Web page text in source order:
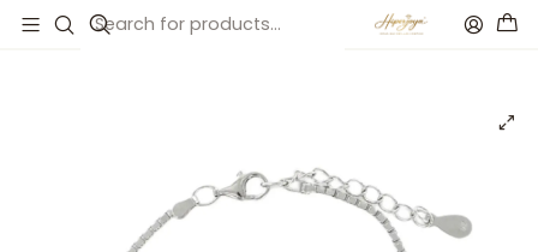
Inicio Catálogo Pulsera de Madrid plata